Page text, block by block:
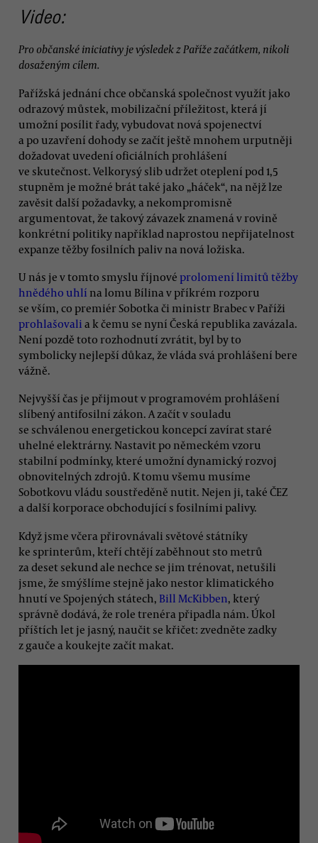
Video:
Pro občanské iniciativy je výsledek z Paříže začátkem, nikoli
dosaženým cílem.
Pařížská jednání chce občanská společnost využít jako
odrazový můstek, mobilizační příležitost, která jí
umožní posílit řady, vybudovat nová spojenectví
a po uzavření dohody se začít ještě mnohem urputněji
dožadovat uvedení oficiálních prohlášení
ve skutečnost. Velkorysý slib udržet oteplení pod 1,5
stupněm je možné brát také jako „háček“, na nějž lze
zavěsit další požadavky, a nekompromisně
argumentovat, že takový závazek znamená v rovině
konkrétní politiky například naprostou nepřijatelnost
expanze těžby fosilních paliv na nová ložiska.
U nás je v tomto smyslu říjnové prolomení limitů těžby
hnědého uhlí na lomu Bílina v příkrém rozporu
se vším, co premiér Sobotka či ministr Brabec v Paříži
prohlašovali a k čemu se nyní Česká republika zavázala.
Není pozdě toto rozhodnutí zvrátit, byl by to
symbolicky nejlepší důkaz, že vláda svá prohlášení bere
vážně.
Nejvyšší čas je přijmout v programovém prohlášení
slíbený antifosilní zákon. A začít v souladu
se schválenou energetickou koncepcí zavírat staré
uhelné elektrárny. Nastavit po německém vzoru
stabilní podmínky, které umožní dynamický rozvoj
obnovitelných zdrojů. K tomu všemu musíme
Sobotkovu vládu soustředěně nutit. Nejen ji, také ČEZ
a další korporace obchodující s fosilními palivy.
Když jsme včera přirovnávali světové státníky
ke sprinterům, kteří chtějí zaběhnout sto metrů
za deset sekund ale nechce se jim trénovat, netušili
jsme, že smýšlíme stejně jako nestor klimatického
hnutí ve Spojených státech, Bill McKibben, který
správně dodává, že role trenéra připadla nám. Úkol
příštích let je jasný, naučit se křičet: zvedněte zadky
z gauče a koukejte začít makat.